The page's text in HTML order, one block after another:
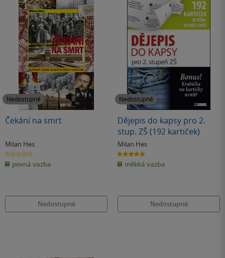
Nedostupné
Čekání na smrt
Milan Hes
0.0
z
5
hvězdiček
pevná vazba
Nedostupné
Nedostupné
Dějepis do kapsy pro 2.
stup. ZŠ (192 kartiček)
Milan Hes
5.0
z
5
hvězdiček
měkká vazba
Nedostupné